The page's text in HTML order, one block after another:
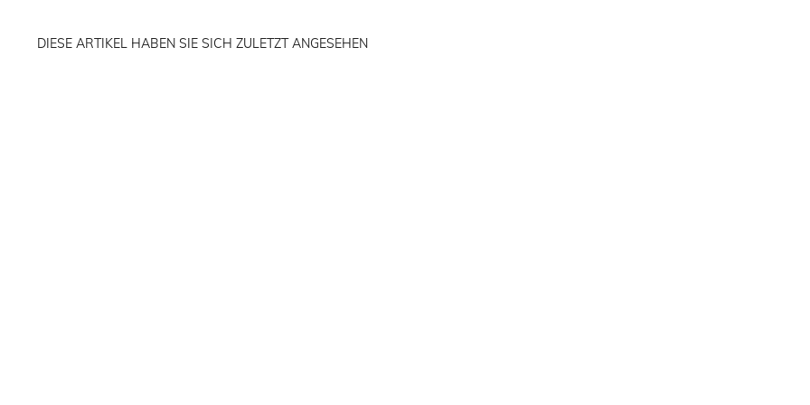
DIESE ARTIKEL HABEN SIE SICH ZULETZT ANGESEHEN